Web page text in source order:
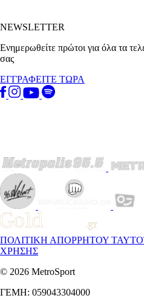
NEWSLETTER
Ενημερωθείτε πρώτοι για όλα τα
σας
ΕΓΓΡΑΦΕΙΤΕ ΤΩΡΑ
ΠΟΛΙΤΙΚΗ ΑΠΟΡΡΗΤΟΥ
ΧΡΗΣΗΣ
© 2026 MetroSport
ΓΕΜΗ: 059043304000